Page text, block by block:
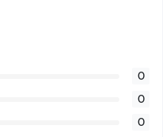
0
0
0